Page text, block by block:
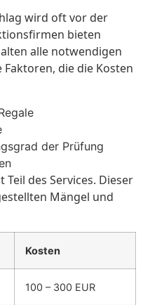
wird oft vor der
bieten
alle notwendigen
die die Kosten
der Prüfung
des Services. Dieser
Mängel und
Kosten
100 – 300 EUR